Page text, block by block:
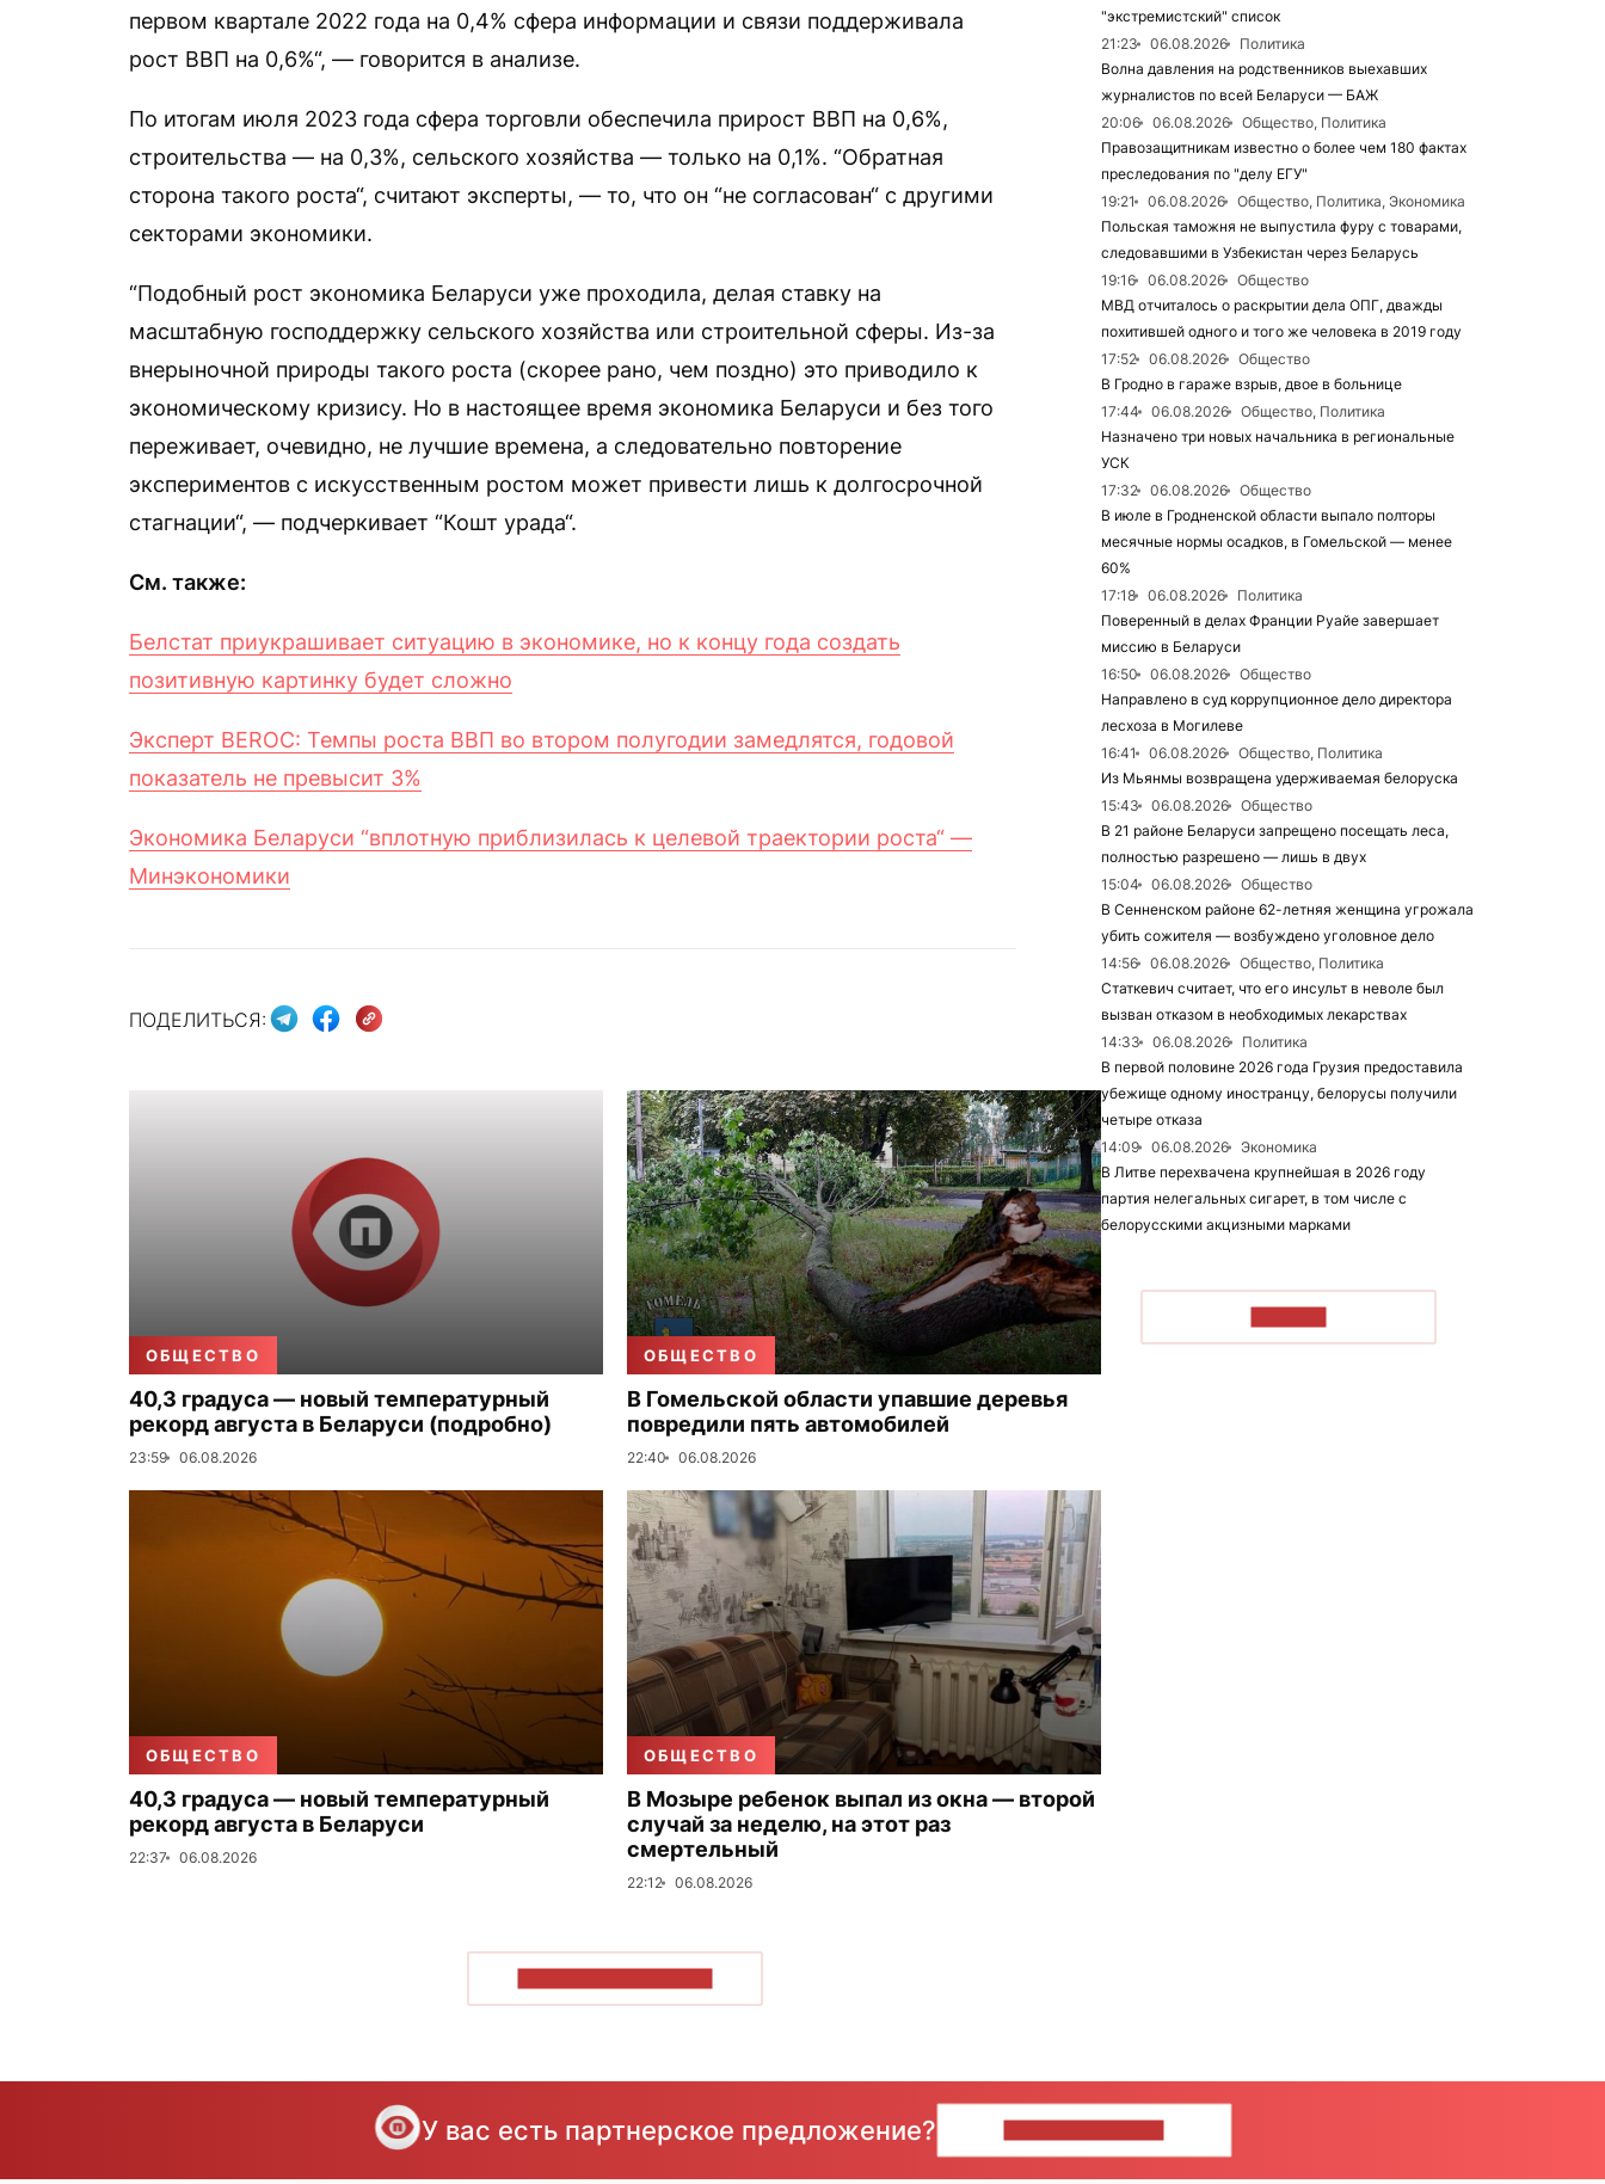
первом квартале 2022 года на 0,4% сфера информации и связи поддерживала
рост ВВП на 0,6%“, — говорится в анализе.
По итогам июля 2023 года сфера торговли обеспечила прирост ВВП на 0,6%,
строительства — на 0,3%, сельского хозяйства — только на 0,1%. “Обратная
сторона такого роста“, считают эксперты, — то, что он “не согласован“ с другими
секторами экономики.
“Подобный рост экономика Беларуси уже проходила, делая ставку на
масштабную господдержку сельского хозяйства или строительной сферы. Из-за
внерыночной природы такого роста (скорее рано, чем поздно) это приводило к
экономическому кризису. Но в настоящее время экономика Беларуси и без того
переживает, очевидно, не лучшие времена, а следовательно повторение
экспериментов с искусственным ростом может привести лишь к долгосрочной
стагнации“, — подчеркивает “Кошт урада“.
См. также:
Белстат приукрашивает ситуацию в экономике, но к концу года создать
позитивную картинку будет сложно
Эксперт BEROC: Темпы роста ВВП во втором полугодии замедлятся, годовой
показатель не превысит 3%
Экономика Беларуси “вплотную приблизилась к целевой траектории роста“ —
Минэкономики
ПОДЕЛИТЬСЯ:
ОБЩЕСТВО
40,3 градуса — новый температурный
рекорд августа в Беларуси (подробно)
23:59 06.08.2026
ОБЩЕСТВО
В Гомельской области упавшие деревья
повредили пять автомобилей
22:40 06.08.2026
ОБЩЕСТВО
40,3 градуса — новый температурный
рекорд августа в Беларуси
22:37 06.08.2026
ОБЩЕСТВО
В Мозыре ребенок выпал из окна — второй
случай за неделю, на этот раз
смертельный
22:12 06.08.2026
"экстремистский" список
21:23
06.08.2026
Политика
Волна давления на родственников выехавших
журналистов по всей Беларуси — БАЖ
20:06
06.08.2026
Общество, Политика
Правозащитникам известно о более чем 180 фактах
преследования по "делу ЕГУ"
19:21
06.08.2026
Общество, Политика, Экономика
Польская таможня не выпустила фуру с товарами,
следовавшими в Узбекистан через Беларусь
19:16
06.08.2026
Общество
МВД отчиталось о раскрытии дела ОПГ, дважды
похитившей одного и того же человека в 2019 году
17:52
06.08.2026
Общество
В Гродно в гараже взрыв, двое в больнице
17:44
06.08.2026
Общество, Политика
Назначено три новых начальника в региональные
УСК
17:32
06.08.2026
Общество
В июле в Гродненской области выпало полторы
месячные нормы осадков, в Гомельской — менее
60%
17:18
06.08.2026
Политика
Поверенный в делах Франции Руайе завершает
миссию в Беларуси
16:50
06.08.2026
Общество
Направлено в суд коррупционное дело директора
лесхоза в Могилеве
16:41
06.08.2026
Общество, Политика
Из Мьянмы возвращена удерживаемая белоруска
15:43
06.08.2026
Общество
В 21 районе Беларуси запрещено посещать леса,
полностью разрешено — лишь в двух
15:04
06.08.2026
Общество
В Сенненском районе 62-летняя женщина угрожала
убить сожителя — возбуждено уголовное дело
14:56
06.08.2026
Общество, Политика
Статкевич считает, что его инсульт в неволе был
вызван отказом в необходимых лекарствах
14:33
06.08.2026
Политика
В первой половине 2026 года Грузия предоставила
убежище одному иностранцу, белорусы получили
четыре отказа
14:09
06.08.2026
Экономика
В Литве перехвачена крупнейшая в 2026 году
партия нелегальных сигарет, в том числе с
белорусскими акцизными марками
У вас есть партнерское предложение?